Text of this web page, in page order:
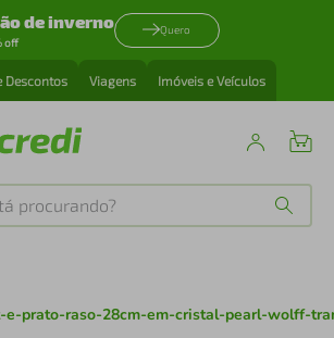
de inverno
off
Quero
Descontos Viagens Imóveis e Veículos
e-prato-raso-28cm-em-cristal-pearl-wolff-